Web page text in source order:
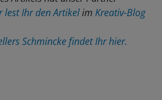
lest Ihr den Artikelim Kreativ-Blog
Schmincke findet Ihr hier.